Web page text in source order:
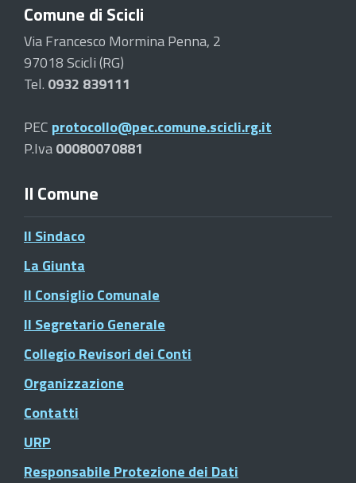
Comune di Scicli
Via Francesco Mormina Penna, 2
97018 Scicli (RG)
Tel. 0932 839111
PEC protocollo@pec.comune.scicli.rg.it
P.Iva00080070881
Il Comune
Il Sindaco
La Giunta
Il Consiglio Comunale
Il Segretario Generale
Collegio Revisori dei Conti
Organizzazione
Contatti
URP
Responsabile Protezione dei Dati